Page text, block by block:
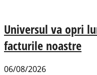
Universul va opri
facturile noastre
06/08/2026